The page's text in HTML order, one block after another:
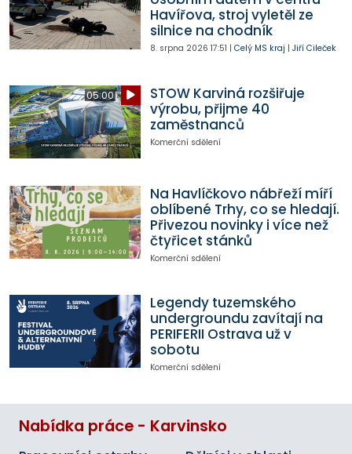
Havířova, stroj vyletěl ze
silnice na chodník
8. srpna 2026 17:51 | Celý MS kraj | Jiří Cileček
05:00
STOW Karviná rozšiřuje
výrobu, přijme 40
zaměstnanců
Komerční sdělení
Na Havlíčkovo nábřeží míří
oblíbené Trhy, co se hledají.
Přivezou novinky i více než
čtyřicet stánků
Komerční sdělení
Legendy tuzemského
undergroundu zavítají na
PERIFERII Ostrava už v
sobotu
Komerční sdělení
Nabídka práce - Karvinsko